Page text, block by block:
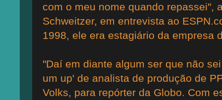
com o meu nome quando repassei",
Schweitzer, em entrevista ao
1998, ele era estagiário da empresa
"Daí em diante algum ser que não
um up' de analista de produção de
Volks, para repórter da Globo. Com